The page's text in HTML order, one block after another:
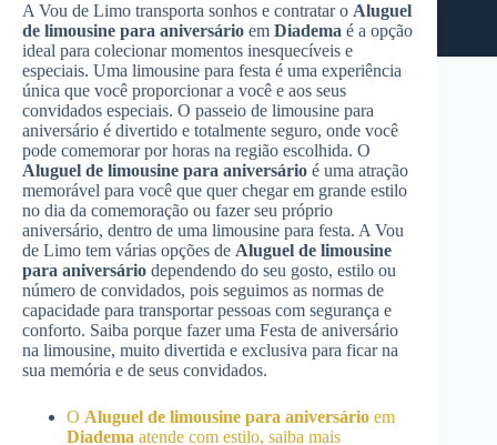
A Vou de Limo transporta sonhos e contratar o Aluguel
de limousine para aniversário em Diadema é a opção
ideal para colecionar momentos inesquecíveis e
especiais. Uma limousine para festa é uma experiência
única que você proporcionar a você e aos seus
convidados especiais. O passeio de limousine para
aniversário é divertido e totalmente seguro, onde você
pode comemorar por horas na região escolhida. O
Aluguel de limousine para aniversário é uma atração
memorável para você que quer chegar em grande estilo
no dia da comemoração ou fazer seu próprio
aniversário, dentro de uma limousine para festa. A Vou
de Limo tem várias opções de Aluguel de limousine
para aniversário dependendo do seu gosto, estilo ou
número de convidados, pois seguimos as normas de
capacidade para transportar pessoas com segurança e
conforto. Saiba porque fazer uma Festa de aniversário
na limousine, muito divertida e exclusiva para ficar na
sua memória e de seus convidados.
O Aluguel de limousine para aniversário em
Diadema atende com estilo, saiba mais